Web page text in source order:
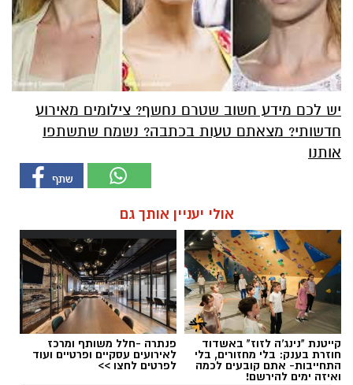
יש לכם מידע חשוב שטרם נחשף? צילומים מאירוע
חדשותי? מצאתם טעות בכתבה? נשמח שתשתפו
אותנו
אולי יעניין אותך גם
קייטנת "נינג'ה לזוז" באשדוד
חוזרת בענק: בלי מחזורים, בלי
התחייבות- אתם קובעים לכמה
ואיזה ימים להירשם!
פנתרה -חלל משותף ומרכז
לאירועים עסקיים ופרטיים ועוד
לפרטים לחצו >>